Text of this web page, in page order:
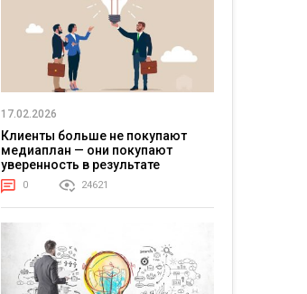
17.02.2026
Клиенты больше не покупают
медиаплан — они покупают
уверенность в результате
0 24621